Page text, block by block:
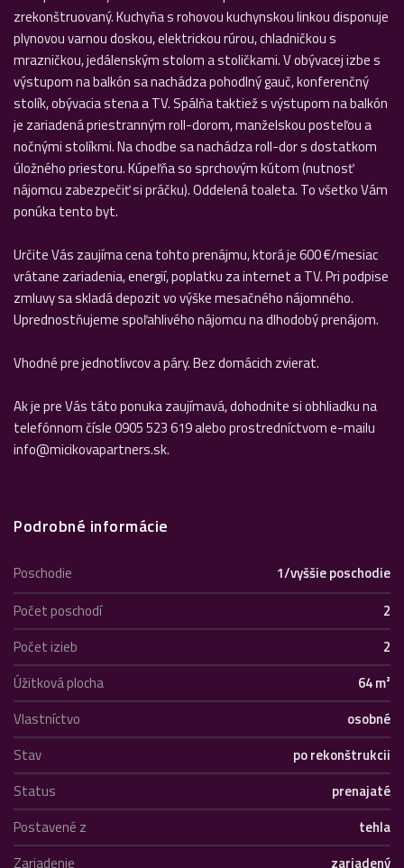
zrekonštruovaný. Kuchyňa s rohovou kuchynskou linkou disponuje
plynovou varnou doskou, elektrickou rúrou, chladničkou s
mrazničkou, jedálenským stolom a stoličkami. V obývacej izbe s
výstupom na balkón sa nachádza pohodlný gauč, konferenčný
stolík, obývacia stena a TV. Spálňa taktiež s výstupom na balkón
je zariadená priestranným roll-dorom, manželskou posteľou a
nočnými stolíkmi. Na chodbe sa nachádza roll-dor s dostatkom
úložného priestoru. Kúpeľňa so sprchovým kútom (nutnosť
nájomcu zabezpečiť si práčku). Oddelená toaleta. To všetko Vám
ponúka tento byt.
Určite Vás zaujíma cena tohto prenájmu, ktorá je 600 €/mesiac
vrátane zariadenia, energií, poplatku za internet a TV. Pri podpise
zmluvy sa skladá depozit vo výške mesačného nájomného.
Uprednostňujeme spoľahlivého nájomcu na dlhodobý prenájom.
Vhodné pre jednotlivcov a páry. Bez domácich zvierat.
Ak je pre Vás táto ponuka zaujímavá, dohodnite si obhliadku na
telefónnom čísle 0905 523 619 alebo prostredníctvom e-mailu
info@micikovapartners.sk.
Podrobné informácie
Poschodie
1/vyššie poschodie
Počet poschodí
2
Počet izieb
2
Úžitková plocha
64 m²
Vlastníctvo
osobné
Stav
po rekonštrukcii
Status
prenajaté
Postavené z
tehla
Zariadenie
zariadený